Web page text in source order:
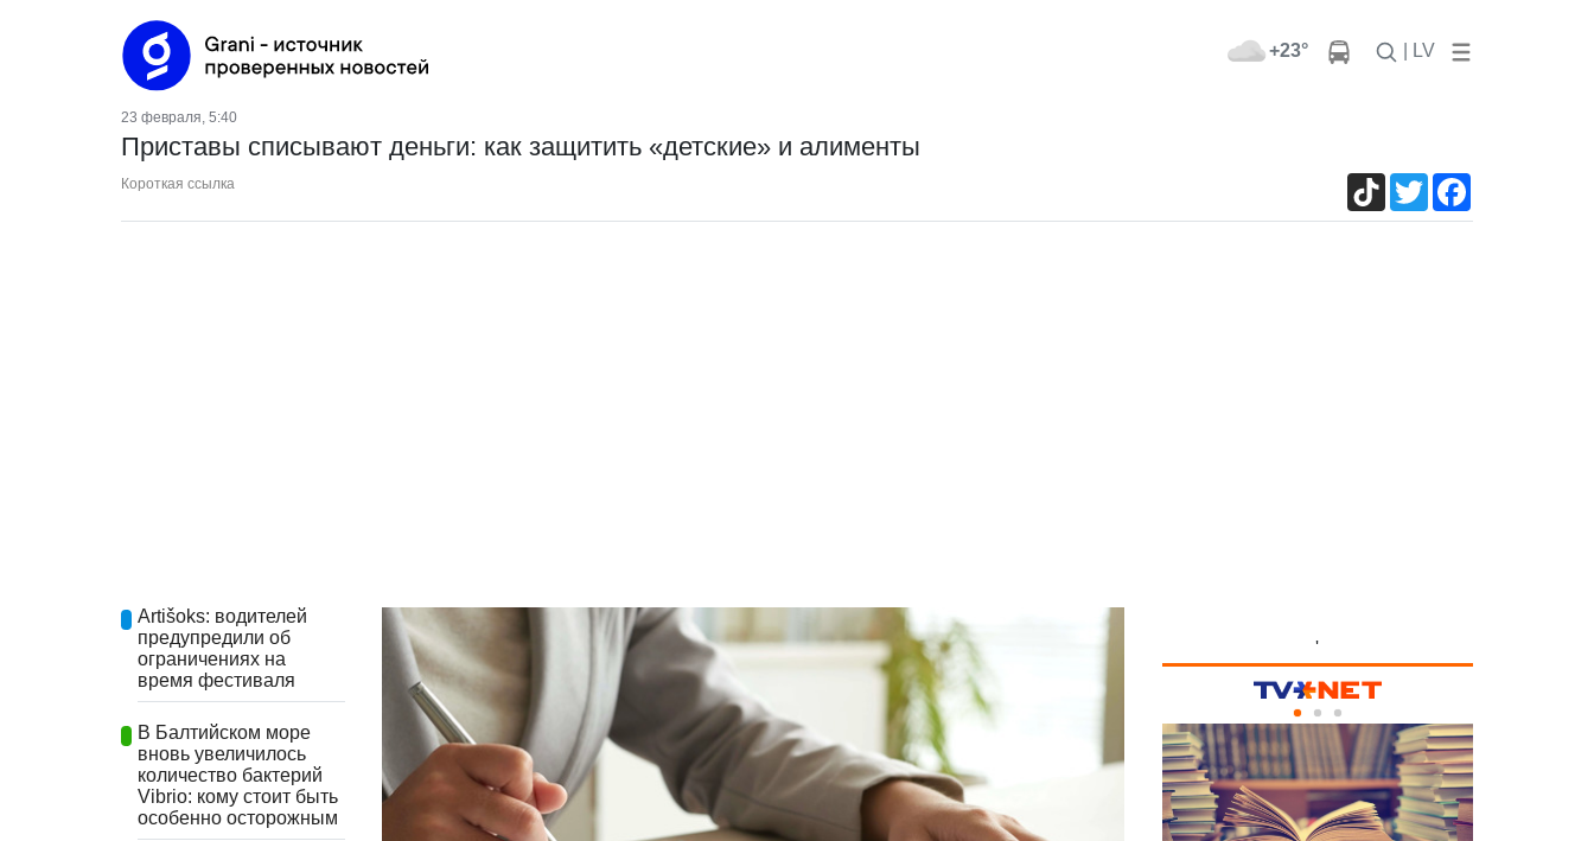
+23° | LV
23 февраля, 5:40
Приставы списывают деньги: как защитить «детские» и алименты
Короткая ссылка TikTokTwitter
Artišoks: водителей
предупредили об
ограничениях на
время фестиваля
В Балтийском море
вновь увеличилось
количество бактерий
Vibrio: кому стоит быть
особенно осторожным
'